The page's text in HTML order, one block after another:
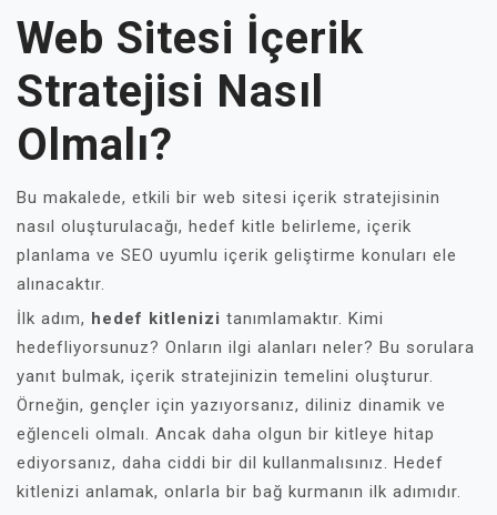
Web Sitesi İçerik
Stratejisi Nasıl
Olmalı?
Bu makalede, etkili bir web sitesi içerik stratejisinin
nasıl oluşturulacağı, hedef kitle belirleme, içerik
planlama ve SEO uyumlu içerik geliştirme konuları ele
alınacaktır.
İlk adım, hedef kitlenizi tanımlamaktır. Kimi
hedefliyorsunuz? Onların ilgi alanları neler? Bu sorulara
yanıt bulmak, içerik stratejinizin temelini oluşturur.
Örneğin, gençler için yazıyorsanız, diliniz dinamik ve
eğlenceli olmalı. Ancak daha olgun bir kitleye hitap
ediyorsanız, daha ciddi bir dil kullanmalısınız. Hedef
kitlenizi anlamak, onlarla bir bağ kurmanın ilk adımıdır.